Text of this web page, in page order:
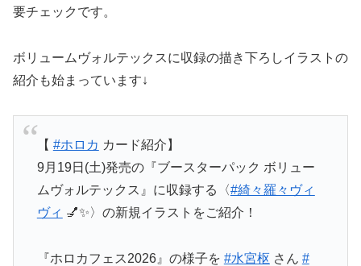
要チェックです。
ボリュームヴォルテックスに収録の描き下ろしイラストの
紹介も始まっています↓
【 #ホロカ カード紹介】
9月19日(土)発売の『ブースターパック ボリュー
ムヴォルテックス』に収録する〈#綺々羅々ヴィ
ヴィ 💅✨〉の新規イラストをご紹介！
『ホロカフェス2026』の様子を #水宮枢さん #